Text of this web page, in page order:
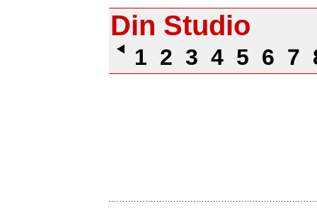
Din Studio
1 2 3 4 5 6 7